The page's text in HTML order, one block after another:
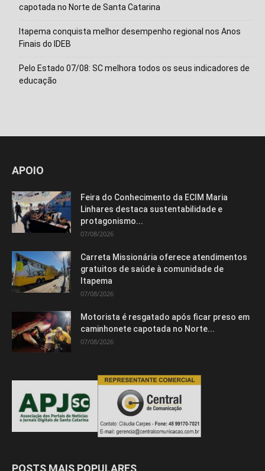
capotada no Norte de Santa Catarina
Itapema conquista melhor desempenho regional nos Anos
Finais do IDEB
Pelo Estado 07/08: SC melhora todos os seus indicadores de
educação
APOIO
Feira do Conhecimento da ECIM Maria
Linhares destaca sustentabilidade e
protagonismo...
07/08/2026
Carreta Missionária oferece atendimentos
gratuitos de saúde à comunidade de
Itapema
07/08/2026
Motorista é resgatado após ficar preso em
caminhonete capotada no Norte...
07/08/2026
POSTS MAIS POPULARES